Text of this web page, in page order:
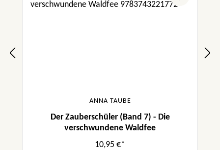
ANNA TAUBE
Der Zauberschüler (Band 7) - Die
verschwundene Waldfee
10,95 €*